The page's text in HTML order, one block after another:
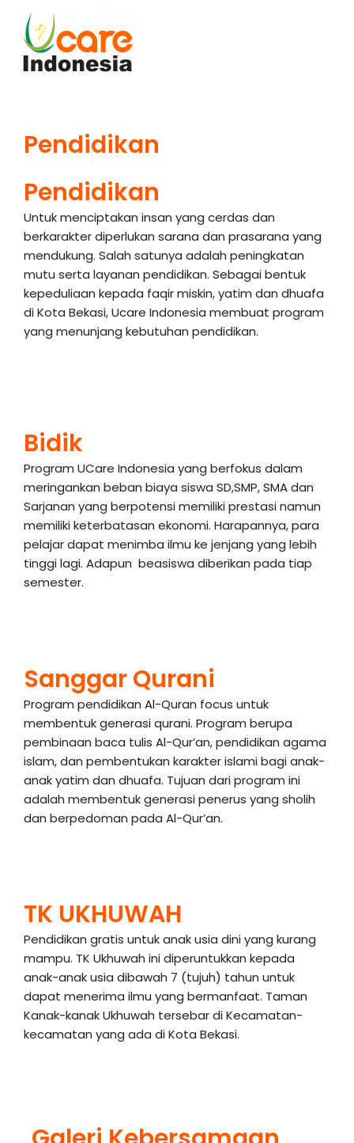
content
Pendidikan
Pendidikan
Untuk menciptakan insan yang cerdas dan
berkarakter diperlukan sarana dan prasarana yang
mendukung. Salah satunya adalah peningkatan
mutu serta layanan pendidikan. Sebagai bentuk
kepeduliaan kepada faqir miskin, yatim dan dhuafa
di Kota Bekasi, Ucare Indonesia membuat program
yang menunjang kebutuhan pendidikan.
Bidik
Program UCare Indonesia yang berfokus dalam
meringankan beban biaya siswa SD,SMP, SMA dan
Sarjanan yang berpotensi memiliki prestasi namun
memiliki keterbatasan ekonomi. Harapannya, para
pelajar dapat menimba ilmu ke jenjang yang lebih
tinggi lagi. Adapun beasiswa diberikan pada tiap
semester.
Sanggar Qurani
Program pendidikan Al-Quran focus untuk
membentuk generasi qurani. Program berupa
pembinaan baca tulis Al-Qur’an, pendidikan agama
islam, dan pembentukan karakter islami bagi anak-
anak yatim dan dhuafa. Tujuan dari program ini
adalah membentuk generasi penerus yang sholih
dan berpedoman pada Al-Qur’an.
TK UKHUWAH
Pendidikan gratis untuk anak usia dini yang kurang
mampu. TK Ukhuwah ini diperuntukkan kepada
anak-anak usia dibawah 7 (tujuh) tahun untuk
dapat menerima ilmu yang bermanfaat. Taman
Kanak-kanak Ukhuwah tersebar di Kecamatan-
kecamatan yang ada di Kota Bekasi.